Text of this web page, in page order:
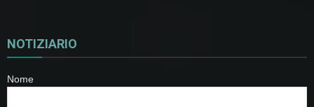
NOTIZIARIO
Nome